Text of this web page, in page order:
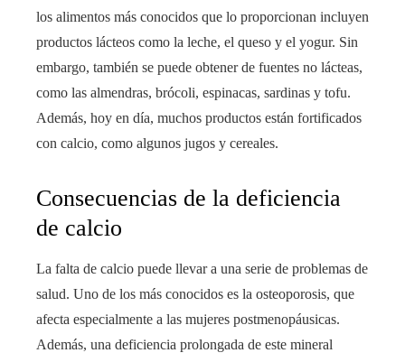
los alimentos más conocidos que lo proporcionan incluyen
productos lácteos como la leche, el queso y el yogur. Sin
embargo, también se puede obtener de fuentes no lácteas,
como las almendras, brócoli, espinacas, sardinas y tofu.
Además, hoy en día, muchos productos están fortificados
con calcio, como algunos jugos y cereales.
Consecuencias de la deficiencia
de calcio
La falta de calcio puede llevar a una serie de problemas de
salud. Uno de los más conocidos es la osteoporosis, que
afecta especialmente a las mujeres postmenopáusicas.
Además, una deficiencia prolongada de este mineral